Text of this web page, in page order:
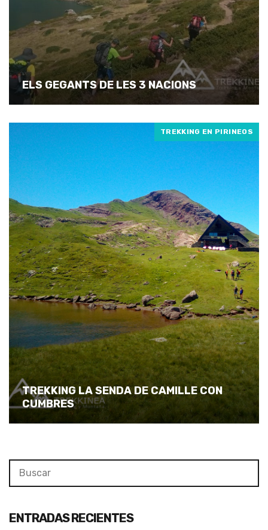
ELS GEGANTS DE LES 3 NACIONS
TREKKING EN PIRINEOS
TREKKING LA SENDA DE CAMILLE CON
CUMBRES
Search
for:
ENTRADAS RECIENTES